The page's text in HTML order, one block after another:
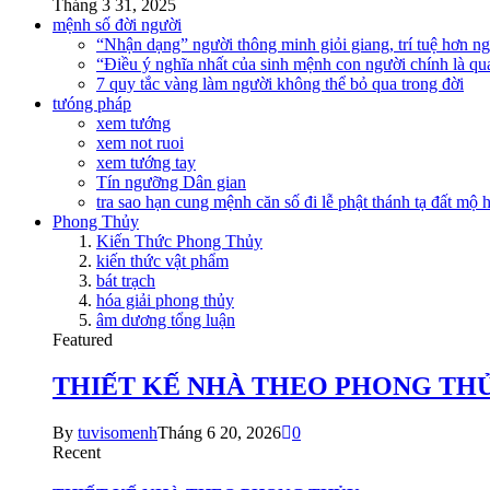
Tháng 3 31, 2025
mệnh số đời người
“Nhận dạng” người thông minh giỏi giang, trí tuệ hơn
“Điều ý nghĩa nhất của sinh mệnh con người chính là
7 quy tắc vàng làm người không thể bỏ qua trong đời
tưóng pháp
xem tướng
xem not ruoi
xem tướng tay
Tín ngưỡng Dân gian
tra sao hạn cung mệnh căn số đi lễ phật thánh tạ đất mộ
Phong Thủy
Kiến Thức Phong Thủy
kiến thức vật phẩm
bát trạch
hóa giải phong thủy
âm dương tổng luận
Featured
THIẾT KẾ NHÀ THEO PHONG
By tuvisomenhTháng 6 20, 2026 0
Recent